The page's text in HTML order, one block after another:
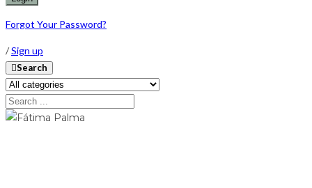
Forgot Your Password?
/Sign up
Search